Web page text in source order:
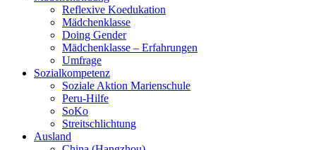
Reflexive Koedukation
Mädchenklasse
Doing Gender
Mädchenklasse – Erfahrungen
Umfrage
Sozialkompetenz
Soziale Aktion Marienschule
Peru-Hilfe
SoKo
Streitschlichtung
Ausland